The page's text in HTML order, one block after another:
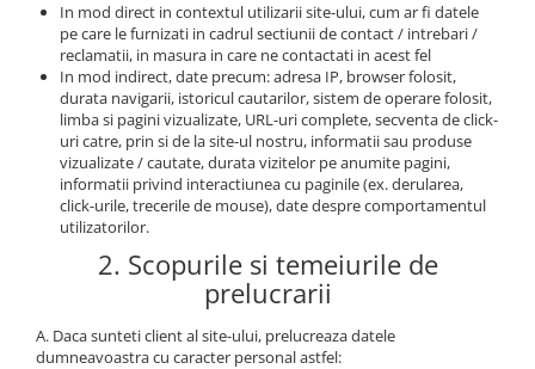
Clesti masa, portelectrod si
Conectori
Sprayuri si solutii
Materiale de Adaos
Sarma Otel
Cleme de prindere, Clesti &
Magneti
Cleme Fixare
Magneti pozitionare
Echipamente de protectie
Consumabile masti de sudura
In mod direct in contextul utilizarii site-ului, cum ar fi datele
pe care le furnizati in cadrul sectiunii de contact / intrebari /
reclamatii, in masura in care ne contactati in acest fel
In mod indirect, date precum: adresa IP, browser folosit,
durata navigarii, istoricul cautarilor, sistem de operare folosit,
limba si pagini vizualizate, URL-uri complete, secventa de click-
uri catre, prin si de la site-ul nostru, informatii sau produse
vizualizate / cautate, durata vizitelor pe anumite pagini,
informatii privind interactiunea cu paginile (ex. derularea,
click-urile, trecerile de mouse), date despre comportamentul
utilizatorilor.
2. Scopurile si temeiurile de
prelucrarii
A. Daca sunteti client al site-ului, prelucreaza datele
dumneavoastra cu caracter personal astfel: